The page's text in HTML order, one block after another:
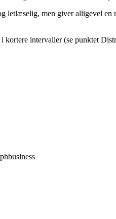
letlæselig, men giver alligevel en
kortere intervaller (se punktet